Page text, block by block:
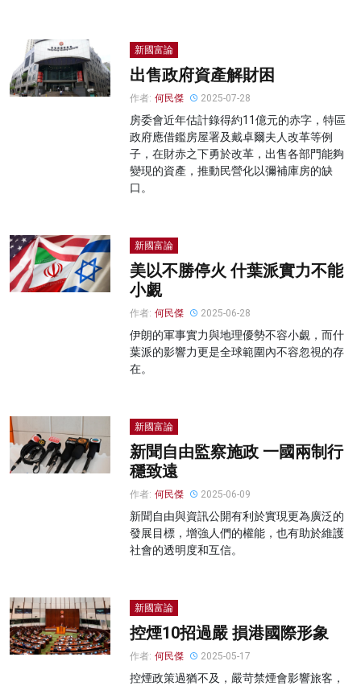
新國富論
出售政府資產解財困
作者: 何民傑 2025-07-28
房委會近年估計錄得約11億元的赤字，特區
政府應借鑑房屋署及戴卓爾夫人改革等例
子，在財赤之下勇於改革，出售各部門能夠
變現的資產，推動民營化以彌補庫房的缺
口。
新國富論
美以不勝停火 什葉派實力不能
小覷
作者: 何民傑 2025-06-28
伊朗的軍事實力與地理優勢不容小覷，而什
葉派的影響力更是全球範圍內不容忽視的存
在。
新國富論
新聞自由監察施政 一國兩制行
穩致遠
作者: 何民傑 2025-06-09
新聞自由與資訊公開有利於實現更為廣泛的
發展目標，增強人們的權能，也有助於維護
社會的透明度和互信。
新國富論
控煙10招過嚴 損港國際形象
作者: 何民傑 2025-05-17
控煙政策過猶不及，嚴苛禁煙會影響旅客，